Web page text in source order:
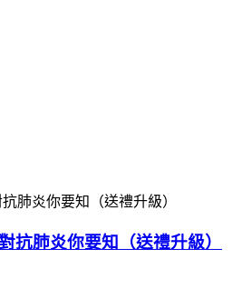
抗肺炎你要知（送禮升級）